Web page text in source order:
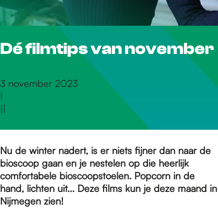
r
d
e
h
o
m
Dé filmtips van november
3 november 2023
|
||
Nu de winter nadert, is er niets fijner dan naar de
bioscoop gaan en je nestelen op die heerlijk
comfortabele bioscoopstoelen. Popcorn in de
hand, lichten uit... Deze films kun je deze maand in
Nijmegen zien!